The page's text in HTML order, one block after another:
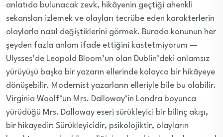
anlatıda bulunacak zevk, hikâyenin geçtiği ahenkli
sekansları izlemek ve olayları tecrübe eden karakterlerin
olaylarla nasıl değiştiklerini görmek. Burada konunun her
şeyden fazla anlam ifade ettiğini kastetmiyorum —
Ulysses’de Leopold Bloom’un olan Dublin’deki anlamsız
yürüyüşü başka bir yazarın ellerinde kolayca bir hikâyeye
dönüşebilir. Modernist yazarların elleriyle bile bu olabilir.
Virginia Woolf’un Mrs. Dalloway’in Londra boyunca
yürüdüğü Mrs. Dalloway eseri sürükleyici bir bilinç akışı,
bir hikayedir: Sürükleyicidir, psikolojiktir, olayların